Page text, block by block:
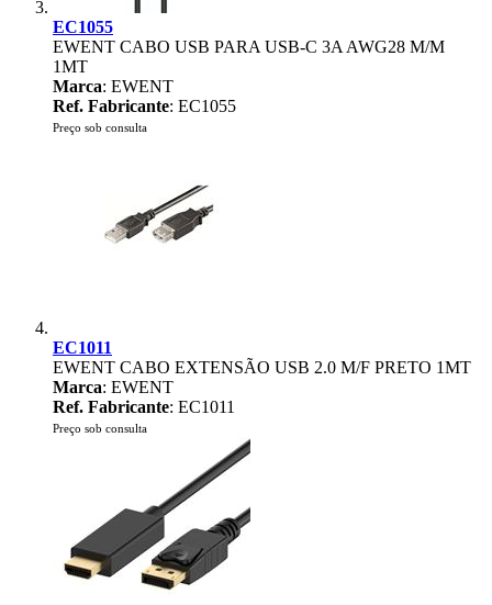
EC1055
EWENT CABO USB PARA USB-C 3A AWG28 M/M
1MT
Marca: EWENT
Ref. Fabricante: EC1055
Preço sob consulta
EC1011
EWENT CABO EXTENSÃO USB 2.0 M/F PRETO 1MT
Marca: EWENT
Ref. Fabricante: EC1011
Preço sob consulta